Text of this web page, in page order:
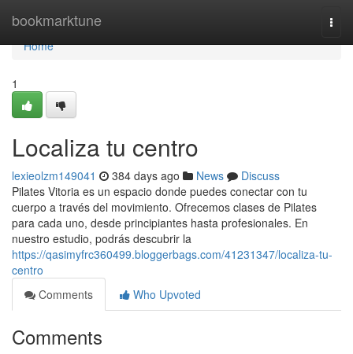
bookmarktune
Home
Home
1
Localiza tu centro
lexieolzm149041 384 days ago News
Discuss
Pilates Vitoria es un espacio donde puedes conectar con tu
cuerpo a través del movimiento. Ofrecemos clases de Pilates
para cada uno, desde principiantes hasta profesionales. En
nuestro estudio, podrás descubrir la
https://qasimyfrc360499.bloggerbags.com/41231347/localiza-tu-
centro
Comments
Who Upvoted
Comments